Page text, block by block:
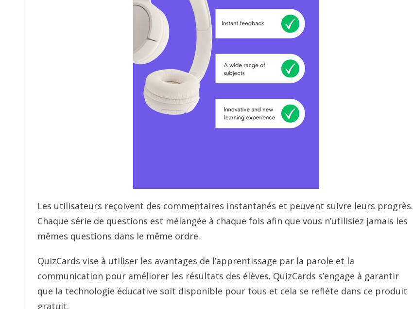
Les utilisateurs reçoivent des commentaires instantanés et peuvent suivre leurs progrès.
Chaque série de questions est mélangée à chaque fois afin que vous n’utilisiez jamais les
mêmes questions dans le même ordre.
QuizCards vise à utiliser les avantages de l’apprentissage par la parole et la
communication pour améliorer les résultats des élèves. QuizCards s’engage à garantir
que la technologie éducative soit disponible pour tous et cela se reflète dans ce produit
gratuit.